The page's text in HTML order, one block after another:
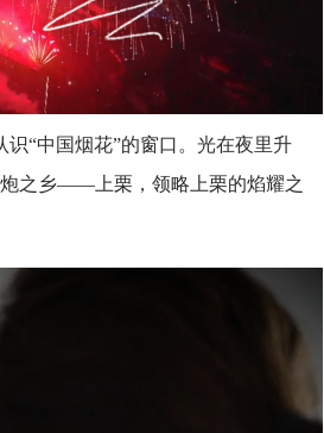
“中国烟花”的窗口。光在夜里升
之乡——上栗，领略上栗的焰耀之